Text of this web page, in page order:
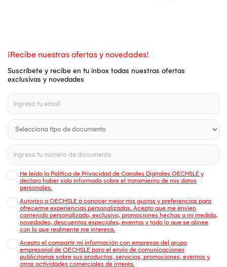
¡Recibe nuestras ofertas y novedades!
Suscríbete y recibe en tu inbox todas nuestras ofertas
exclusivas y novedades
He leído la Política de Privacidad de Canales Digitales OECHSLE y
declaro haber sido informado sobre el tratamiento de mis datos
personales.
Autorizo a OECHSLE a conocer mejor mis gustos y preferencias para
ofrecerme experiencias personalizadas. Acepto que me envien
contenido personalizado, exclusivo, promociones hechas a mi medida,
novedades, descuentos especiales, eventos y todo lo que se alinee
con lo que realmente me interesa.
Acepto el compartir mi información con empresas del grupo
empresarial de OECHSLE para el envío de comunicaciones
publicitarias sobre sus productos, servicios, promociones, eventos y
otras actividades comerciales de interés.